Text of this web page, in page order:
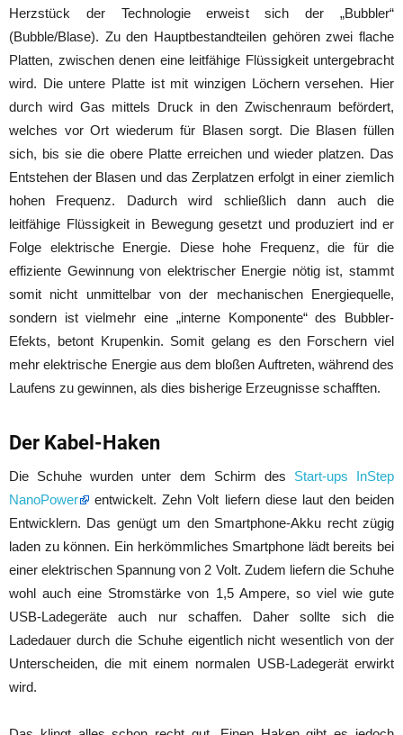
Herzstück der Technologie erweist sich der „Bubbler“
(Bubble/Blase). Zu den Hauptbestandteilen gehören zwei flache
Platten, zwischen denen eine leitfähige Flüssigkeit untergebracht
wird. Die untere Platte ist mit winzigen Löchern versehen. Hier
durch wird Gas mittels Druck in den Zwischenraum befördert,
welches vor Ort wiederum für Blasen sorgt. Die Blasen füllen
sich, bis sie die obere Platte erreichen und wieder platzen. Das
Entstehen der Blasen und das Zerplatzen erfolgt in einer ziemlich
hohen Frequenz. Dadurch wird schließlich dann auch die
leitfähige Flüssigkeit in Bewegung gesetzt und produziert ind er
Folge elektrische Energie. Diese hohe Frequenz, die für die
effiziente Gewinnung von elektrischer Energie nötig ist, stammt
somit nicht unmittelbar von der mechanischen Energiequelle,
sondern ist vielmehr eine „interne Komponente“ des Bubbler-
Efekts, betont Krupenkin. Somit gelang es den Forschern viel
mehr elektrische Energie aus dem bloßen Auftreten, während des
Laufens zu gewinnen, als dies bisherige Erzeugnisse schafften.
Der Kabel-Haken
Die Schuhe wurden unter dem Schirm des Start-ups InStep
NanoPower
entwickelt. Zehn Volt liefern diese laut den beiden
Entwicklern. Das genügt um den Smartphone-Akku recht zügig
laden zu können. Ein herkömmliches Smartphone lädt bereits bei
einer elektrischen Spannung von 2 Volt. Zudem liefern die Schuhe
wohl auch eine Stromstärke von 1,5 Ampere, so viel wie gute
USB-Ladegeräte auch nur schaffen. Daher sollte sich die
Ladedauer durch die Schuhe eigentlich nicht wesentlich von der
Unterscheiden, die mit einem normalen USB-Ladegerät erwirkt
wird.